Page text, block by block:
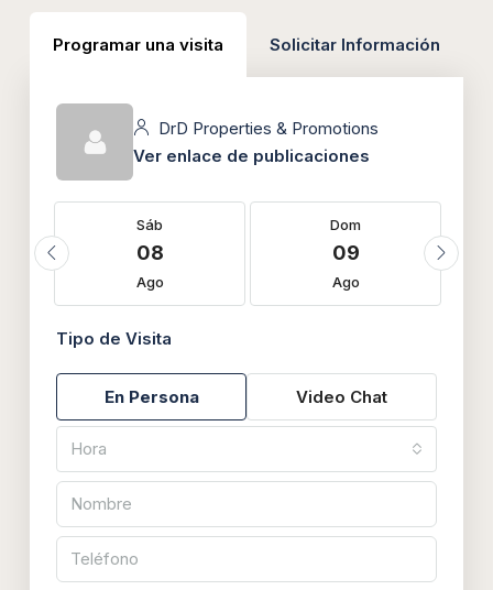
Programar una visita Solicitar Información
DrD Properties & Promotions
Ver enlace de publicaciones
Sáb
08
Ago
Dom
09
Ago
Tipo de Visita
En Persona Video Chat
Hora